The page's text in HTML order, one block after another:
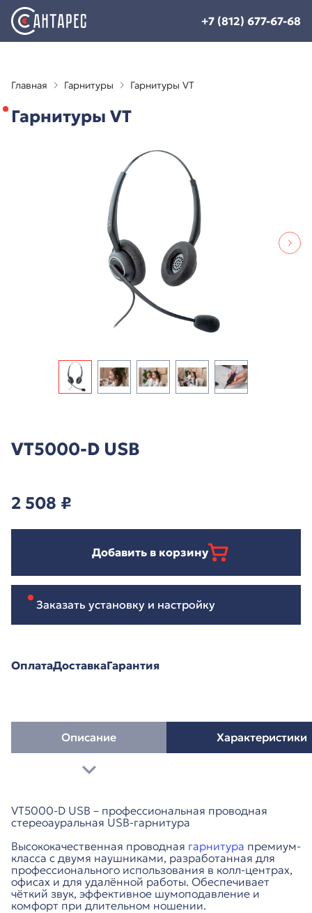
+7 (812) 677-67-68
Главная Гарнитуры Гарнитуры VT
Гарнитуры VT
VT5000-D USB
2 508 ₽
Добавить в корзину
Заказать установку и настройку
ОплатаДоставкаГарантия
Описание Характеристики
VT5000-D USB – профессиональная проводная
стереоауральная USB-гарнитура
Высококачественная проводная гарнитура премиум-
класса с двумя наушниками, разработанная для
профессионального использования в колл-центрах,
офисах и для удалённой работы. Обеспечивает
чёткий звук, эффективное шумоподавление и
комфорт при длительном ношении.